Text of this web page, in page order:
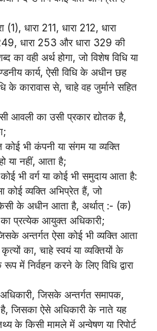
धारा 211, धारा 212, धारा
धारा 253 और धारा 329 की
का वही अर्थ होगा, जो विशेष विधि या
कार्य, ऐसी विधि के अधीन छह
कारावास से, चाहे वह जुर्माने सहित
आवली का उसी प्रकार ‌द्योतक है,
भी कंपनी या संगम या व्यक्ति
या नहीं, आता है;
भी वर्ग या कोई भी समुदाय आता है:
व्यक्ति अभिप्रेत हैं, जो
के अधीन आता है, अर्थात् :- (क)
का प्रत्येक आयुक्त अधिकारी;
अन्तर्गत ऐसा कोई भी व्यक्ति आता
कृत्यों का, चाहे स्वयं या व्यक्तियों के
में निर्वहन करने के लिए विधि द्वारा
जिसके अन्तर्गत समापक,
है, जिसका ऐसे अधिकारी के नाते यह
के किसी मामले में अन्वेषण या रिपोर्ट